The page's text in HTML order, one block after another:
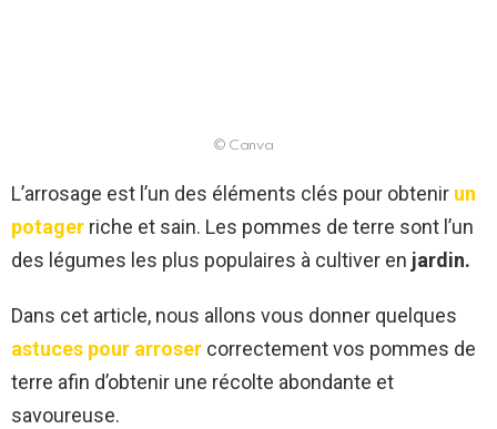
© Canva
L’arrosage est l’un des éléments clés pour obtenir un
potager riche et sain. Les pommes de terre sont l’un
des légumes les plus populaires à cultiver en jardin.
Dans cet article, nous allons vous donner quelques
astuces pour arroser correctement vos pommes de
terre afin d’obtenir une récolte abondante et
savoureuse.